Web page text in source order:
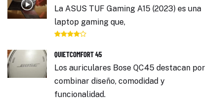
La ASUS TUF Gaming A15 (2023) es una
laptop gaming que,
QUIETCOMFORT 45
Los auriculares Bose QC45 destacan por
combinar diseño, comodidad y
funcionalidad.